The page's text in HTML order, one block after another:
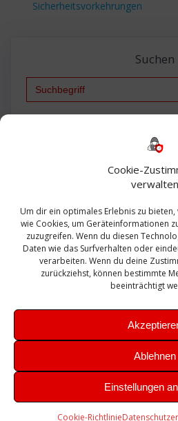
Cookie-
verwalten
Um dir ein optimales Erlebnis zu
wie Cookies, um Geräteinformationen
zuzugreifen. Wenn du diesen
Daten wie das Surfverhalten oder
verarbeiten. Wenn du deine
zurückziehst, können bestimmte
beeinträchtigt
Ablehnen
Einstellungen
Cookie-Richtlinie
Sicherheitsvorkehrungen
Suchen
Bautagebuch
Exchange firewall
Microsoft
Sanierung SBS Security
Sicherung SIEM
Update Upgrade UTM
VMWare VPN
Theme